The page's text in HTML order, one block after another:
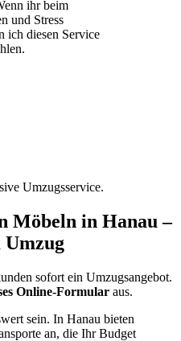
ihr beim
und Stress
ich diesen Service
Umzugsservice.
Möbeln in Hanau –
Umzug
sofort ein Umzugsangebot.
Online-Formular aus.
sein. In Hanau bieten
an, die Ihr Budget